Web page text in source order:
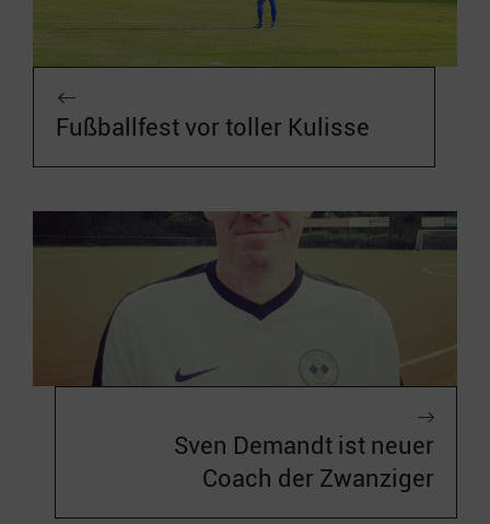
Fußballfest vor toller Kulisse
Sven Demandt ist neuer
Coach der Zwanziger